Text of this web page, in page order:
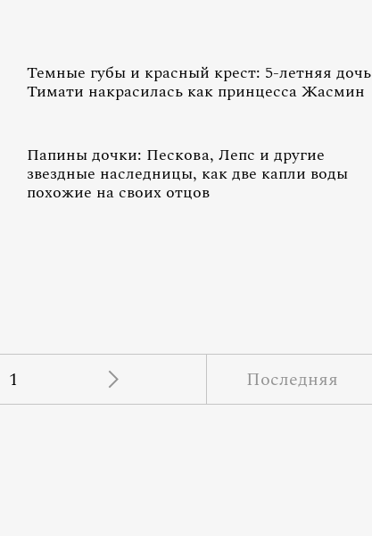
Темные губы и красный крест: 5-летняя дочь
Тимати накрасилась как принцесса Жасмин
Папины дочки: Пескова, Лепс и другие
звездные наследницы, как две капли воды
похожие на своих отцов
1 Последняя